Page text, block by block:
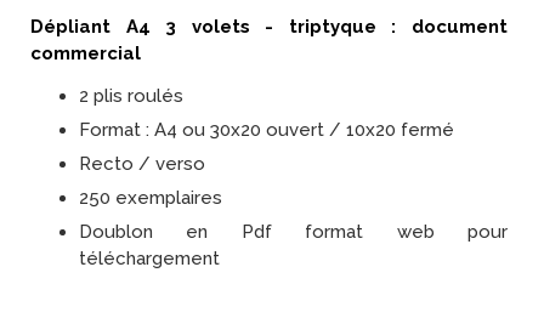
Dépliant A4 3 volets - triptyque : document
commercial
2 plis roulés
Format : A4 ou 30x20 ouvert / 10x20 fermé
Recto / verso
250 exemplaires
Doublon en Pdf format web pour
téléchargement